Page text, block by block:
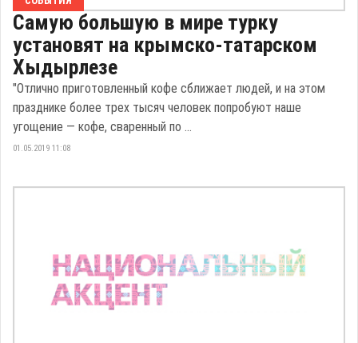
Самую большую в мире турку
установят на крымско-татарском
Хыдырлезе
"Отлично приготовленный кофе сближает людей, и на этом
празднике более трех тысяч человек попробуют наше
угощение — кофе, сваренный по ...
01.05.2019 11:08